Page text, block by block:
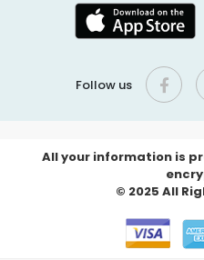
Follow us
All your information is
© 2025 All